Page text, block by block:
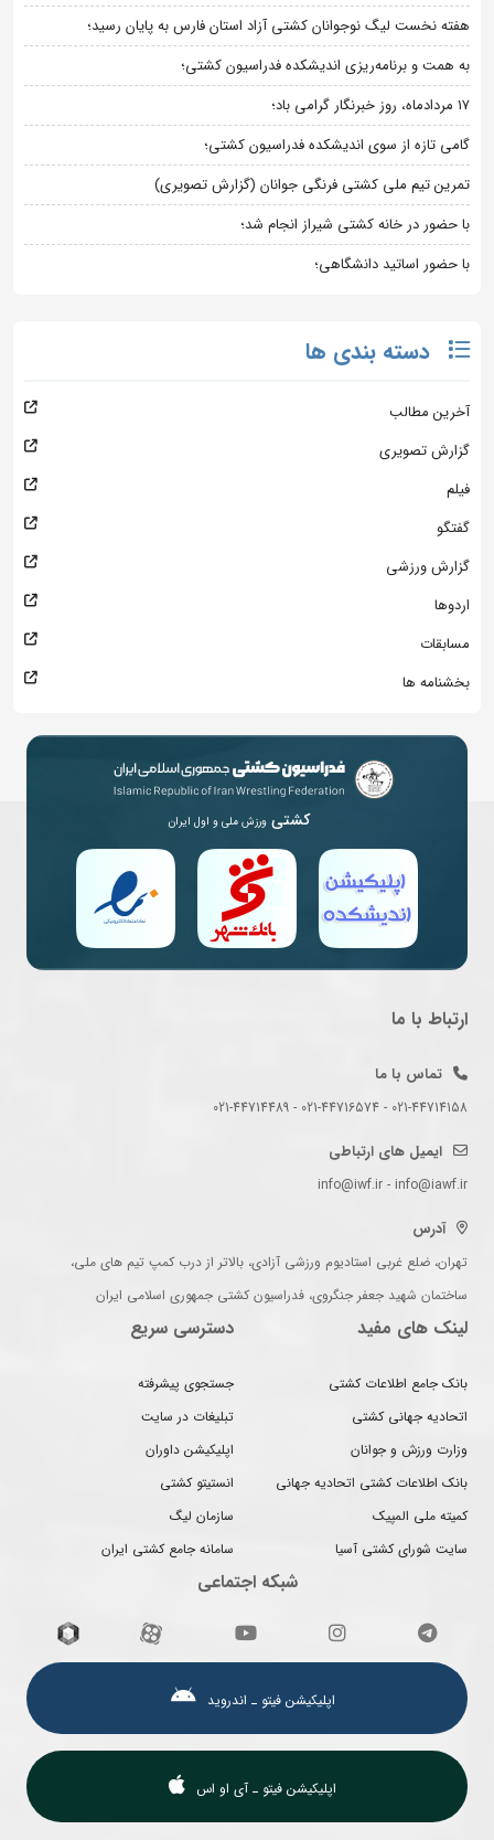
هفته نخست لیگ نوجوانان کشتی آزاد استان فارس به پایان رسید؛
به همت و برنامه‌ریزی اندیشکده فدراسیون کشتی؛
۱۷ مردادماه، روز خبرنگار گرامی باد؛
گامی تازه از سوی اندیشکده فدراسیون کشتی؛
تمرین تیم ملی کشتی فرنگی جوانان (گزارش تصویری)
با حضور در خانه کشتی شیراز انجام شد؛
با حضور اساتید دانشگاهی؛
دسته بندی ها
آخرین مطالب
گزارش تصویری
فیلم
گفتگو
گزارش ورزشی
اردوها
مسابقات
بخشنامه ها
کشتی ورزش ملی و اول ایران
ارتباط با ما
تماس با ما
021-44714158 - 021-44716574 - 021-44714489
ایمیل های ارتباطی
info@iwf.ir - info@iawf.ir
آدرس
تهران، ضلع غربی استادیوم ورزشی آزادی، بالاتر از درب کمپ تیم های ملی،
ساختمان شهید جعفر جنگروی، فدراسیون کشتی جمهوری اسلامی ایران
لینک های مفید
بانک جامع اطلاعات کشتی
اتحادیه جهانی کشتی
وزارت ورزش و جوانان
بانک اطلاعات کشتی اتحادیه جهانی
کمیته ملی المپیک
سایت شورای کشتی آسیا
دسترسی سریع
جستجوی پیشرفته
تبلیغات در سایت
اپلیکیشن داوران
انستیتو کشتی
سازمان لیگ
سامانه جامع کشتی ایران
شبکه اجتماعی
اپلیکیشن فیتو ـ اندروید
اپلیکیشن فیتو ـ آی او اس